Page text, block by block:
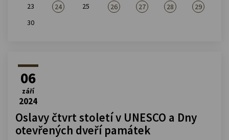
23
24 25 26 27 28
29
30
06
září
2024
Oslavy čtvrt století v UNESCO a Dny
otevřených dveří památek